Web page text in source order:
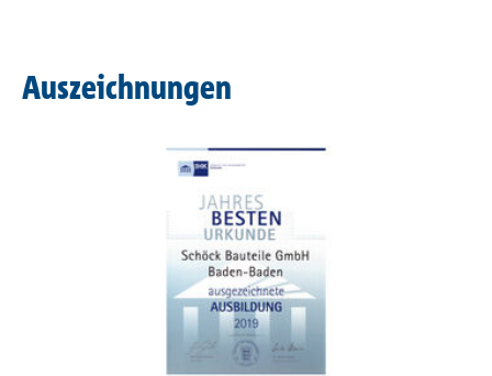
Download
Auszeichnungen